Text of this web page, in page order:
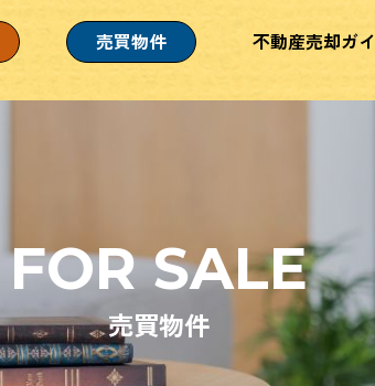
売買物件 不動産売却ガ
FOR SALE
売買物件